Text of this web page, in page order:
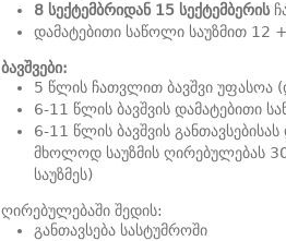
8 სექტემბრიდან 15 სექტემბერის
დამატებითი საწოლი საუზმით
ბავშვები:
5 წლის ჩათვლით ბავშვი უფასოა
6-11 წლის ბავშვის დამატებითი
6-11 წლის ბავშვის
მხოლოდ საუზმის ღირებულებას
საუზმეს)
ღირებულებაში შედის:
განთავსება სასტუმროში